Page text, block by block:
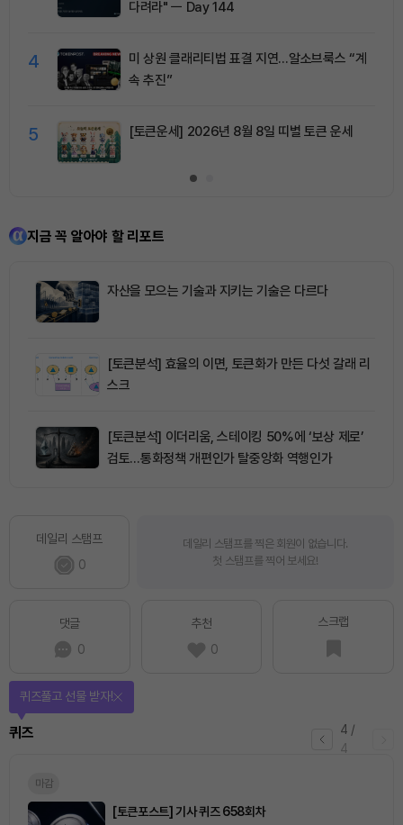
다려라" ㅡ Day 144
4
미 상원 클래리티법 표결 지연…알소브룩스 “계
속 추진”
5 [토큰운세] 2026년 8월 8일 띠별 토큰 운세
지금 꼭 알아야 할 리포트
자산을 모으는 기술과 지키는 기술은 다르다
[토큰분석] 효율의 이면, 토큰화가 만든 다섯 갈래 리
스크
[토큰분석] 이더리움, 스테이킹 50%에 ‘보상 제로’
검토…통화정책 개편인가 탈중앙화 역행인가
데일리 스탬프
0
데일리 스탬프를 찍은 회원이 없습니다.
첫 스탬프를 찍어 보세요!
댓글
0
추천
0
스크랩
4 /
4
퀴즈
퀴즈풀고 선물 받자!
마감
[토큰포스트] 기사 퀴즈 658회차